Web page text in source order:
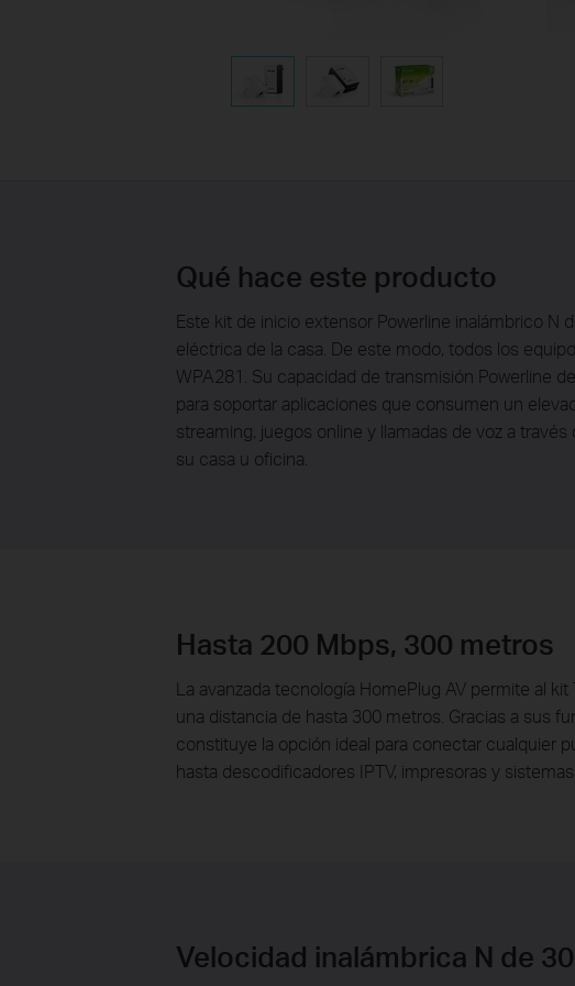
Qué hace este producto
Este kit de inicio extensor Powerline inalámbrico N
eléctrica de la casa. De este modo, todos los
WPA281. Su capacidad de transmisión Powerline
para soportar aplicaciones que consumen un
streaming, juegos online y llamadas de voz a
su casa u oficina.
Hasta 200 Mbps, 300 metros
La avanzada tecnología HomePlug AV permite al
una distancia de hasta 300 metros. Gracias a sus
constituye la opción ideal para conectar cualquier
hasta descodificadores IPTV, impresoras y
Velocidad inalámbrica N de